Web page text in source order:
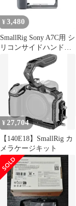
¥ 3,480
SmallRig Sony A7C用 シ
リコンサイドハンドル
付きケージ
¥ 27,704
【140E18】SmallRig カ
メラケージキット